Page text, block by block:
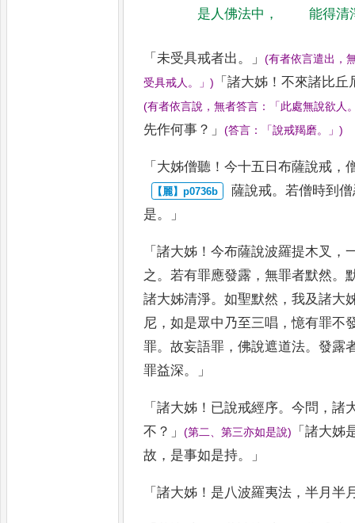
是人佛法中 ， 能得清
「未受具戒者出。」(有者依言遣出 ，
受具戒人 。」) 「諸大姊 ！不來諸比丘
(有者依言說 ，無者答言 ：「此處無說欲人
先作何事 ？」(答言 ：「說戒羯磨。」)
「 大姊僧聽 ！今十五日布薩說戒 ，
薩說戒。若僧時到
是。」
「諸大姊 ！今布薩說波羅提木叉 ，
之。若有罪應發露 ，無罪者默然。
諸大姊清淨。如聖默然 ，我及諸大
尼 ，如是眾中乃至三唱 ，憶有罪不
罪。故妄語罪 ，佛說遮道法。發露
罪益深。」
「諸大姊 ！ 已說戒經序。今問 ，諸
不 ？」(第二 、第三亦如是說) 「諸大姊
故 ， 是事如是持。」
「諸大姊 ！ 是八波羅夷法 ，半月半